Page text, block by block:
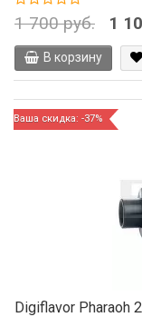
1 700 руб. 1
В корзину
Ваша скидка: -37%
Digiflavor Pharaoh